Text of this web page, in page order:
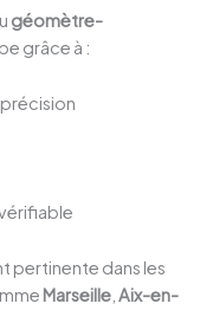
géomètre-
grâce à :
pertinente dans les
Marseille Aix-en-